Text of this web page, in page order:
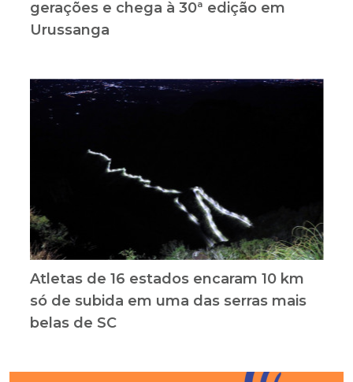
gerações e chega à 30ª edição em
Urussanga
Atletas de 16 estados encaram 10 km
só de subida em uma das serras mais
belas de SC